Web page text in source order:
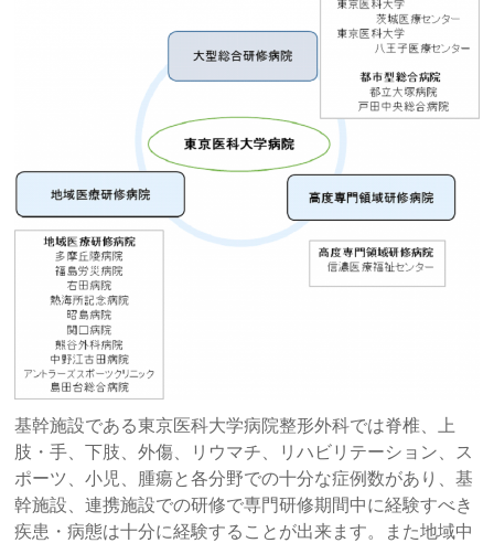
基幹施設である東京医科大学病院整形外科では脊椎、上
肢・手、下肢、外傷、リウマチ、リハビリテーション、ス
ポーツ、小児、腫瘍と各分野での十分な症例数があり、基
幹施設、連携施設での研修で専門研修期間中に経験すべき
疾患・病態は十分に経験することが出来ます。また地域中